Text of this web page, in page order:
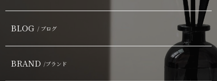
BLOG / ブログ
BRAND /ブランド